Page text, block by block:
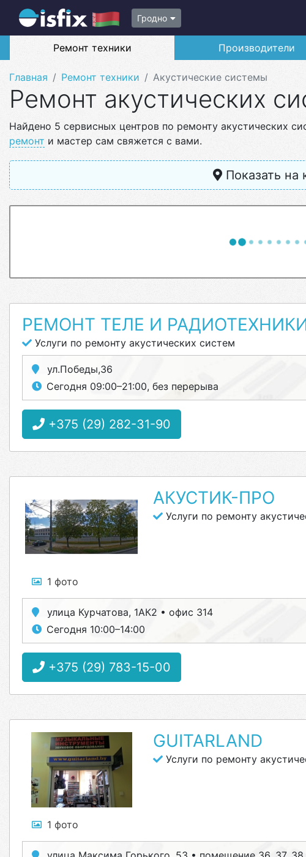
Гродно
Ремонт техники Производители
Главная Ремонт техники Акустические системы
Ремонт акустических
Найдено 5 сервисных центров по ремонту акустических
ремонт и мастер сам свяжется с вами.
Показать на
РЕМОНТ ТЕЛЕ И
Услуги по ремонту акустических систем
ул.Победы,36
Сегодня 09:00–21:00, без перерыва
+375 (29) 282-31-90
1 фото
АКУСТИК-ПРО
Услуги по ремонту
улица Курчатова, 1АК2 • офис 314
Сегодня 10:00–14:00
+375 (29) 783-15-00
1 фото
GUITARLAND
Услуги по ремонту